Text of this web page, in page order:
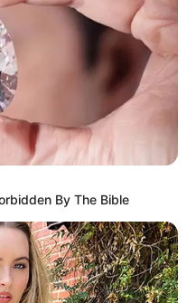
NOTICIAS SUCRE
Anuncian cartel de los
más buscados de
cabecillas del Clan del
Golfo y Los Norteños en
Sucre
MONTERÍA
Desmantelaron banda
delincuencial que
extorsionaba adultas
mayores en Sucre
By The Bible